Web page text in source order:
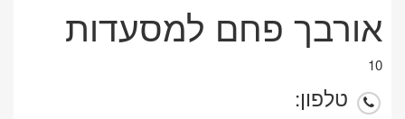
אורבך פחם למסעדות
10
טלפון: